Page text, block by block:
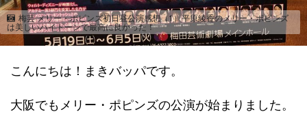
梅芸 メリー・ポピンズ初日昼公演感想（1）平原綾香のメリー・ポピンズ
は美しいハイトーンで最高に良かった！
こんにちは！まきバッパです。
大阪でもメリー・ポピンズの公演が始まりました。